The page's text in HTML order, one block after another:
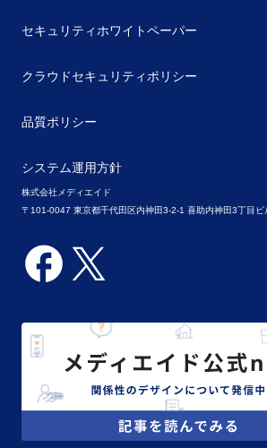
株式会社メディエイド
〒101-0047 東京都千代田区内神田3-2-1 喜助内神田3丁目ビ
セキュリティホワイトペーパー
クラウドセキュリティポリシー
品質ポリシー
システム運用方針